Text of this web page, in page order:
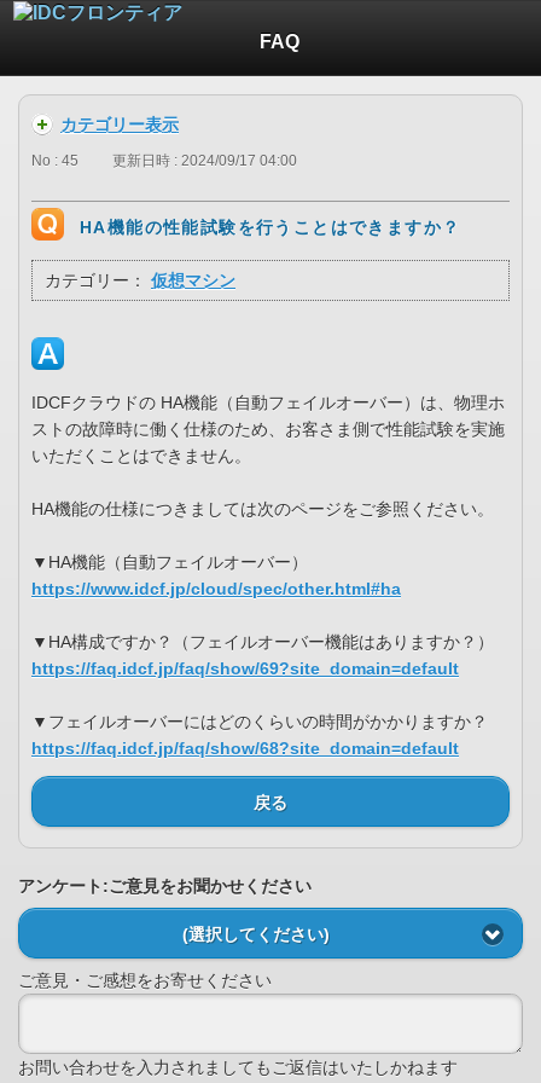
FAQ
カテゴリー表示
No : 45 更新日時 : 2024/09/17 04:00
HA機能の性能試験を行うことはできますか？
カテゴリー： 仮想マシン
IDCFクラウドの HA機能（自動フェイルオーバー）は、物理ホ
ストの故障時に働く仕様のため、お客さま側で性能試験を実施
いただくことはできません。
HA機能の仕様につきましては次のページをご参照ください。
▼HA機能（自動フェイルオーバー）
https://www.idcf.jp/cloud/spec/other.html#ha
▼HA構成ですか？（フェイルオーバー機能はありますか？）
https://faq.idcf.jp/faq/show/69?site_domain=default
▼フェイルオーバーにはどのくらいの時間がかかりますか？
https://faq.idcf.jp/faq/show/68?site_domain=default
戻る
アンケート:ご意見をお聞かせください
(選択してください)
ご意見・ご感想をお寄せください
お問い合わせを入力されましてもご返信はいたしかねます